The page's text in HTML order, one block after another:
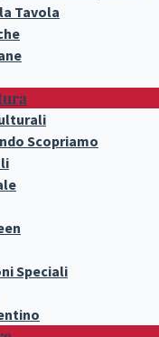
Tavola
Scopriamo
Speciali